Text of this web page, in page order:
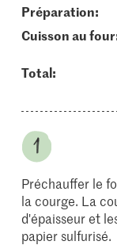
Préparation:
cuisson au
Total:
Préchauffer le
la courge. La
d'épaisseur et
papier sulfurisé.